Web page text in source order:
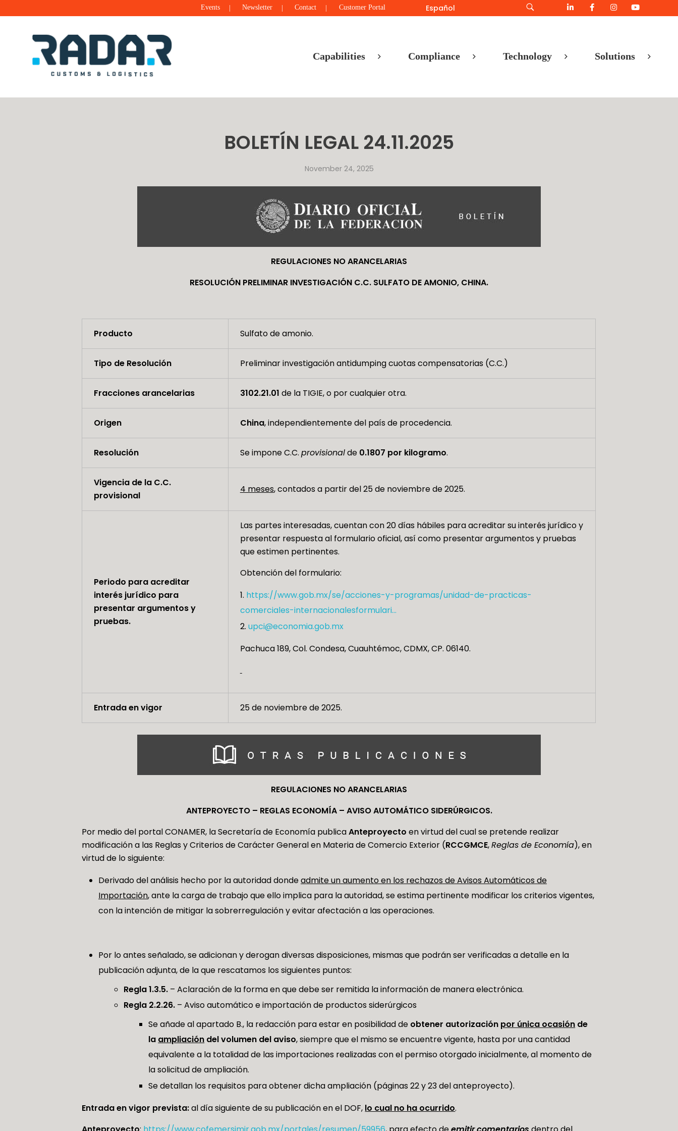
Events Newsletter Contact Customer Portal Español
Capabilities Compliance Technology Solutions
BOLETÍN LEGAL 24.11.2025
November 24, 2025
REGULACIONES NO ARANCELARIAS
RESOLUCIÓN PRELIMINAR INVESTIGACIÓN C.C. SULFATO DE AMONIO, CHINA.
Producto Sulfato de amonio.
Tipo de Resolución Preliminar investigación antidumping cuotas compensatorias (C.C.)
Fracciones arancelarias 3102.21.01 de la TIGIE, o por cualquier otra.
Origen China, independientemente del país de procedencia.
Resolución Se impone C.C. provisionalde 0.1807 por kilogramo.
Vigencia de la C.C.
provisional
4 meses, contados a partir del 25 de noviembre de 2025.
Periodo para acreditar
interés jurídico para
presentar argumentos y
pruebas.
Las partes interesadas, cuentan con 20 días hábiles para acreditar su interés jurídico y
presentar respuesta al formulario oficial, así como presentar argumentos y pruebas
que estimen pertinentes.
Obtención del formulario:
https://www.gob.mx/se/acciones-y-programas/unidad-de-practicas-
comerciales-internacionalesformulari…
upci@economia.gob.mx
Pachuca 189, Col. Condesa, Cuauhtémoc, CDMX, CP. 06140.
Entrada en vigor 25 de noviembre de 2025.
REGULACIONES NO ARANCELARIAS
ANTEPROYECTO – REGLAS ECONOMÍA – AVISO AUTOMÁTICO SIDERÚRGICOS.
Por medio del portal CONAMER, la Secretaría de Economía publicaAnteproyecto en virtud del cual se pretende realizar
modificación a las Reglas y Criterios de Carácter General en Materia de Comercio Exterior (RCCGMCE,Reglas de Economía), en
virtud de lo siguiente:
Derivado del análisis hecho por la autoridad dondeadmite un aumento en los rechazos de Avisos Automáticos de
Importación, ante la carga de trabajo que ello implica para la autoridad, se estima pertinente modificar los criterios vigentes,
con la intención de mitigar la sobrerregulación y evitar afectación a las operaciones.
Por lo antes señalado, se adicionan y derogan diversas disposiciones, mismas que podrán ser verificadas a detalle en la
publicación adjunta, de la que rescatamos los siguientes puntos:
Regla 1.3.5.– Aclaración de la forma en que debe ser remitida la información de manera electrónica.
Regla 2.2.26.– Aviso automático e importación de productos siderúrgicos
Se añade al apartado B., la redacción para estar en posibilidad de obtener autorización por única ocasión de
la ampliación del volumen del aviso, siempre que el mismo se encuentre vigente, hasta por una cantidad
equivalente a la totalidad de las importaciones realizadas con el permiso otorgado inicialmente, al momento de
la solicitud de ampliación.
Se detallan los requisitos para obtener dicha ampliación (páginas 22 y 23 del anteproyecto).
Entrada en vigor prevista:al día siguiente de su publicación en el DOF, lo cual no ha ocurrido.